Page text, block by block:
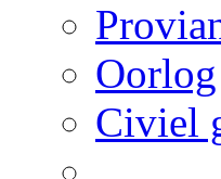
Oorlog
Civiel